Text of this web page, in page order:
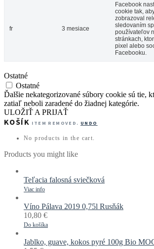
fr 3 mesiace
Facebook
cookie tak,
zobrazoval
sledovaním
používateľov
stránkach,
pixel alebo
Facebooku.
Ostatné
Ostatné
Ďalšie nekategorizované súbory cookie sú tie,
zatiaľ neboli zaradené do žiadnej kategórie.
ULOŽIŤ A PRIJAŤ
KOŠÍK ITEM REMOVED. UNDO
No products in the cart.
Products you might like
Teľacia falosná sviečková
Viac info
Víno Pálava 2019 0,75l Rusňák
10,80 €
Do košíka
Jablko, guave, kokos pyré 100g Bio